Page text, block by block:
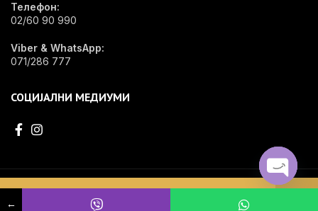
Не се пронајдени производи кои
одговараат на вашиот избор.
Телефон:
02/60 90 990
Viber & WhatsApp:
071/286 777
СОЦИЈАЛНИ МЕДИУМИ
EDG - OPShop e специјализирана онлајн продавница за стоматолошки
материјал, инвентар и опрема.
←
OPEN